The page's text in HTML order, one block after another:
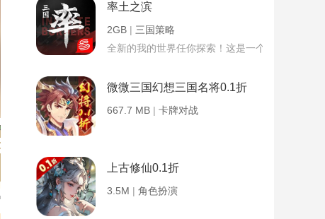
率土之滨
2GB | 三国策略
全新的我的世界任你探索！这是一个小提示字段。
微微三国幻想三国名将0.1折
667.7 MB | 卡牌对战
上古修仙0.1折
3.5M | 角色扮演